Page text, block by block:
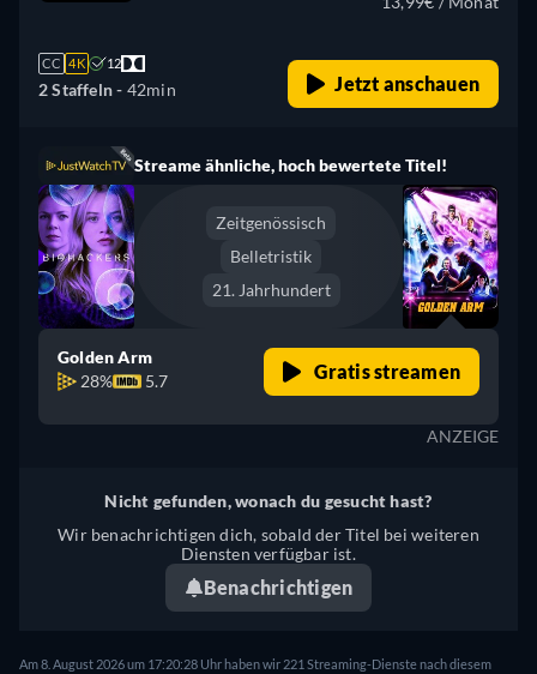
CC 4K 12
2 Staffeln - 42min Jetzt anschauen
Streame ähnliche, hoch bewertete Titel!
Zeitgenössisch
Belletristik
21. Jahrhundert
Golden Arm
28%
5.7 Gratis streamen
ANZEIGE
Nicht gefunden, wonach du gesucht hast?
Wir benachrichtigen dich, sobald der Titel bei weiteren
Diensten verfügbar ist.
Benachrichtigen
Am 8. August 2026 um 17:20:28 Uhr haben wir 221 Streaming-Dienste nach diesem